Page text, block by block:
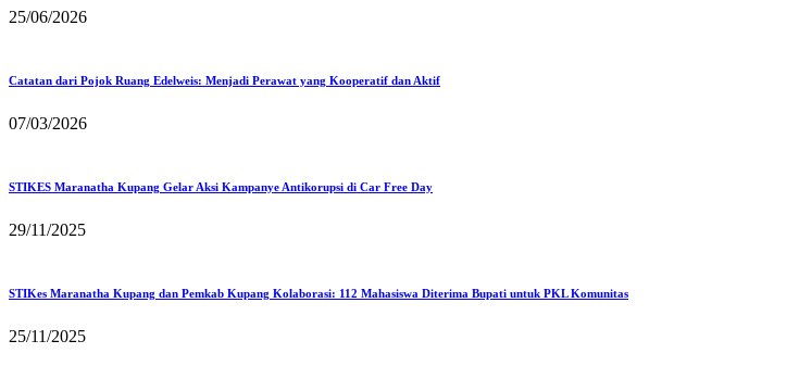
25/06/2026
Catatan dari Pojok Ruang Edelweis: Menjadi Perawat yang Kooperatif dan Aktif
07/03/2026
STIKES Maranatha Kupang Gelar Aksi Kampanye Antikorupsi di Car Free Day
29/11/2025
STIKes Maranatha Kupang dan Pemkab Kupang Kolaborasi: 112 Mahasiswa Diterima Bupati untuk PKL Komunitas
25/11/2025